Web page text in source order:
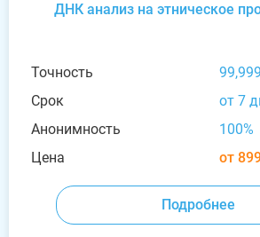
ДНК анализ на этническое
Точность
Срок
от 7
Анонимность
100%
Цена
от
Подробнее